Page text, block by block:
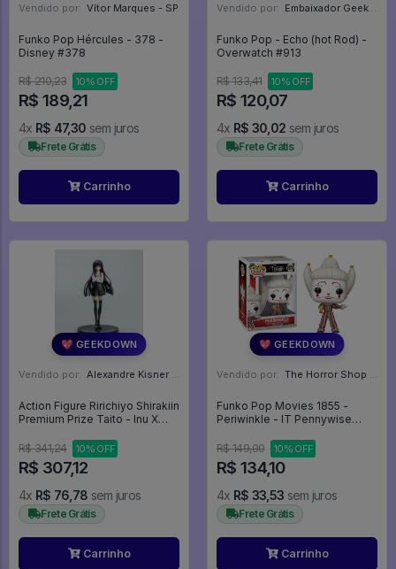
Vendido por: Vítor Marques - SP
Funko Pop Hércules - 378 -
Disney #378
R$ 210,23 10% OFF
R$ 189,21
4x R$ 47,30 sem juros
Frete Grátis
Carrinho
Vendido por: Embaixador Geek - SP
Funko Pop - Echo (hot Rod) -
Overwatch #913
R$ 133,41 10% OFF
R$ 120,07
4x R$ 30,02 sem juros
Frete Grátis
Carrinho
💖 GEEKDOWN
Vendido por: Alexandre Kisner - PR
Action Figure Ririchiyo Shirakiin
Premium Prize Taito - Inu X
R$ 341,24
10% OFF
R$ 307,12
4x R$ 76,78 sem juros
Frete Grátis
Carrinho
💖 GEEKDOWN
Vendido por: The Horror Shop - Colecionáveis - MG
Funko Pop Movies 1855 -
Periwinkle - IT Pennywise
R$ 149,00
10% OFF
R$ 134,10
4x R$ 33,53 sem juros
Frete Grátis
Carrinho